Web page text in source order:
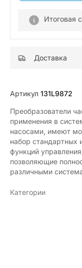
Итоговая
Доставка
Артикул 131L9872
Преобразователи
применения в
насосами, имеют
набор стандартных
функций
позволяющие
различными
Категории